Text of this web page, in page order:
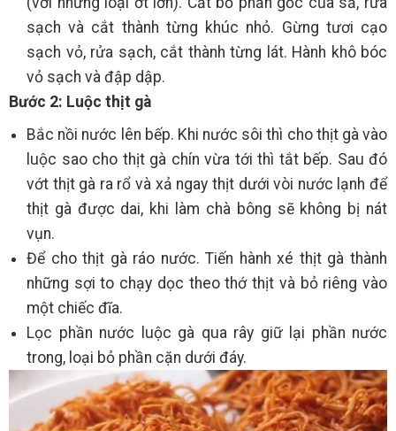
sạch và cắt thành từng khúc nhỏ. Gừng tươi cạo
sạch vỏ, rửa sạch, cắt thành từng lát. Hành khô bóc
vỏ sạch và đập dập.
Bước 2: Luộc thịt gà
Bắc nồi nước lên bếp. Khi nước sôi thì cho thịt gà vào
luộc sao cho thịt gà chín vừa tới thì tắt bếp. Sau đó
vớt thịt gà ra rổ và xả ngay thịt dưới vòi nước lạnh để
thịt gà được dai, khi làm chà bông sẽ không bị nát
vụn.
Để cho thịt gà ráo nước. Tiến hành xé thịt gà thành
những sợi to chạy dọc theo thớ thịt và bỏ riêng vào
một chiếc đĩa.
Lọc phần nước luộc gà qua rây giữ lại phần nước
trong, loại bỏ phần cặn dưới đáy.